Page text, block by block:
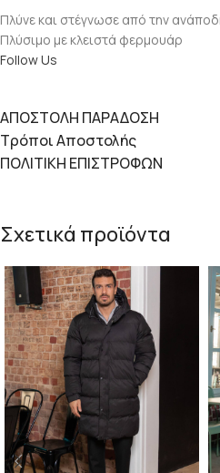
Πλύνε και στέγνωσε από την
Πλύσιμο με κλειστά φερμουάρ
Follow Us
ΑΠΟΣΤΟΛΗ ΠΑΡΑΔΟΣΗ
Τρόποι Αποστολής
ΠΟΛΙΤΙΚΗ ΕΠΙΣΤΡΟΦΩΝ
Σχετικά προϊόντα